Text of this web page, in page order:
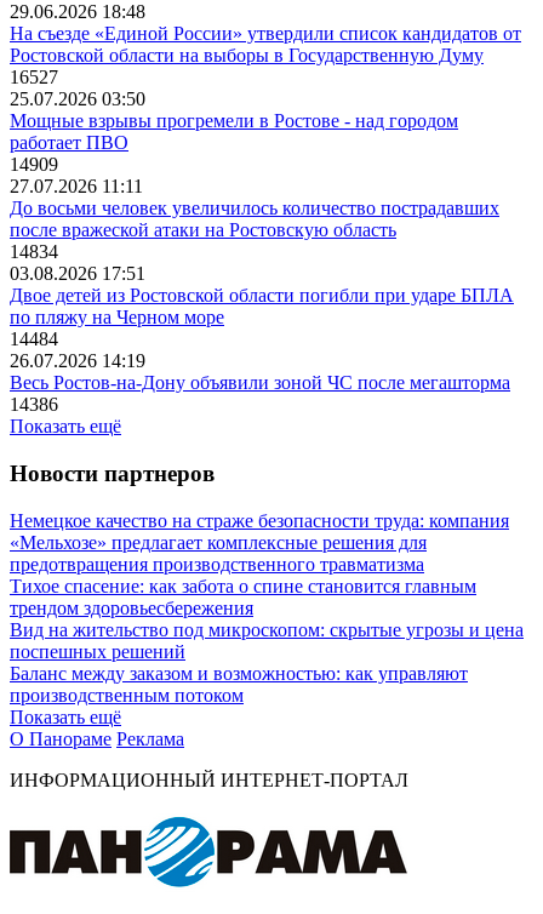
29.06.2026 18:48
На съезде «Единой России» утвердили список кандидатов от
Ростовской области на выборы в Государственную Думу
16527
25.07.2026 03:50
Мощные взрывы прогремели в Ростове - над городом
работает ПВО
14909
27.07.2026 11:11
До восьми человек увеличилось количество пострадавших
после вражеской атаки на Ростовскую область
14834
03.08.2026 17:51
Двое детей из Ростовской области погибли при ударе БПЛА
по пляжу на Черном море
14484
26.07.2026 14:19
Весь Ростов-на-Дону объявили зоной ЧС после мегашторма
14386
Показать ещё
Новости партнеров
Немецкое качество на страже безопасности труда: компания
«Мельхозе» предлагает комплексные решения для
предотвращения производственного травматизма
Тихое спасение: как забота о спине становится главным
трендом здоровьесбережения
Вид на жительство под микроскопом: скрытые угрозы и цена
поспешных решений
Баланс между заказом и возможностью: как управляют
производственным потоком
Показать ещё
О Панораме Реклама
ИНФОРМАЦИОННЫЙ ИНТЕРНЕТ-ПОРТАЛ